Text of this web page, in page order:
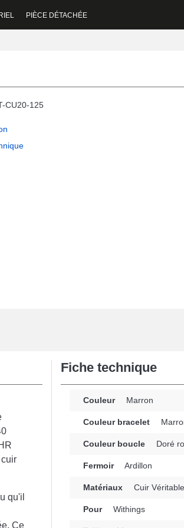
PIÈCE DÉTACHÉE
CU20-125
qu'il
Ce
Fiche technique
Couleur Marron
Couleur bracelet
Couleur boucle Doré
Fermoir Ardillon
Matériaux Cuir Véritable
Pour Withings